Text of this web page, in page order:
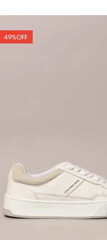
49%OFF